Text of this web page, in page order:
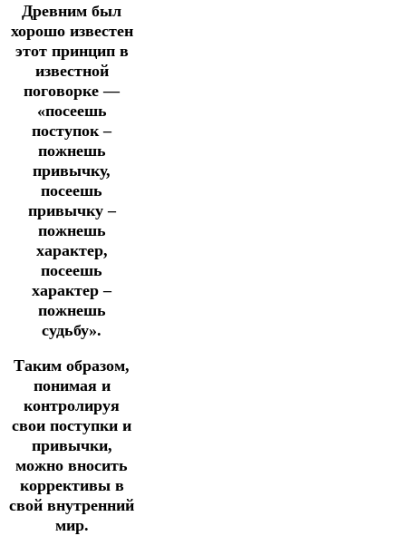
Древним был
хорошо известен
этот принцип в
известной
поговорке —
«посеешь
поступок –
пожнешь
привычку,
посеешь
привычку –
пожнешь
характер,
посеешь
характер –
пожнешь
судьбу».
Таким образом,
понимая и
контролируя
свои поступки и
привычки,
можно вносить
коррективы в
свой внутренний
мир.